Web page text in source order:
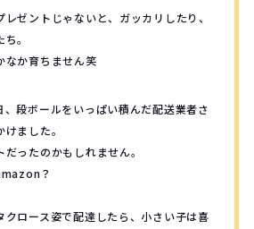
ゼントじゃないと、ガッカリしたり、
。
なか育ちません笑
、段ボールをいっぱい積んだ配送業者さ
ました。
ったのかもしれません。
？
クロース姿で配達したら、小さい子は喜